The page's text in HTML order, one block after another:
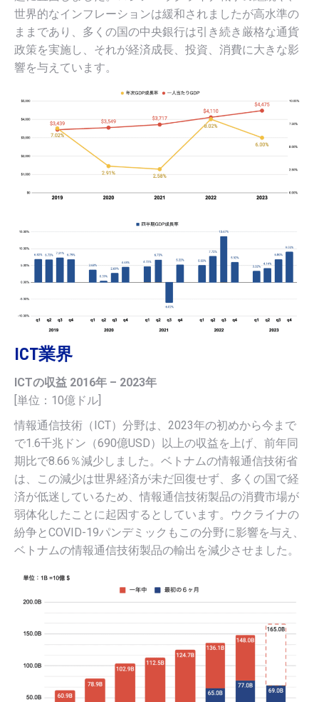
世界的なインフレーションは緩和されましたが高水準の
ままであり、多くの国の中央銀行は引き続き厳格な通貨
政策を実施し、それが経済成長、投資、消費に大きな影
響を与えています。
ICT業界
ICTの収益 2016年 – 2023年
[単位：10億ドル]
情報通信技術（ICT）分野は、2023年の初めから今まで
で1.6千兆ドン（690億USD）以上の収益を上げ、前年同
期比で8.66％減少しました。ベトナムの情報通信技術省
は、この減少は世界経済が未だ回復せず、多くの国で経
済が低迷しているため、情報通信技術製品の消費市場が
弱体化したことに起因するとしています。ウクライナの
紛争とCOVID-19パンデミックもこの分野に影響を与え、
ベトナムの情報通信技術製品の輸出を減少させました。